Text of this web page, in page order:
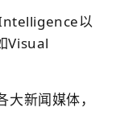
以
Visual
大新闻媒体，